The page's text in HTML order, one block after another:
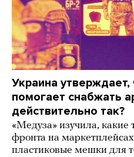
Украина
помогает снабжать
действительно так?
«Медуза» изучила,
фронта на
пластиковые мешки для